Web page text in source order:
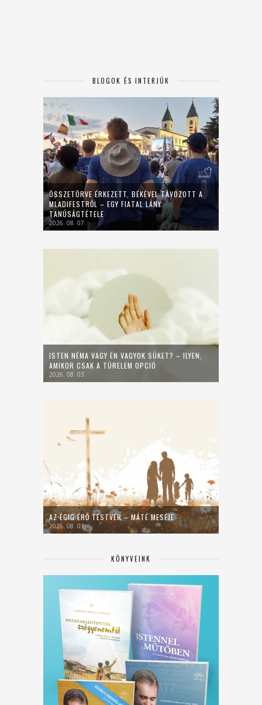
BLOGOK ÉS INTERJÚK
ÖSSZETÖRVE ÉRKEZETT, BÉKÉVEL TÁVOZOTT A
MLADIFESTRŐL – EGY FIATAL LÁNY
TANÚSÁGTÉTELE
2026. 08. 07.
ISTEN NÉMA VAGY ÉN VAGYOK SÜKET? – ILYEN,
AMIKOR CSAK A TÜRELEM OPCIÓ
2026. 08. 03.
AZ ÉGIG ÉRŐ TESTVÉR – MÁTÉ MESÉJE
2026. 08. 01.
KÖNYVEINK